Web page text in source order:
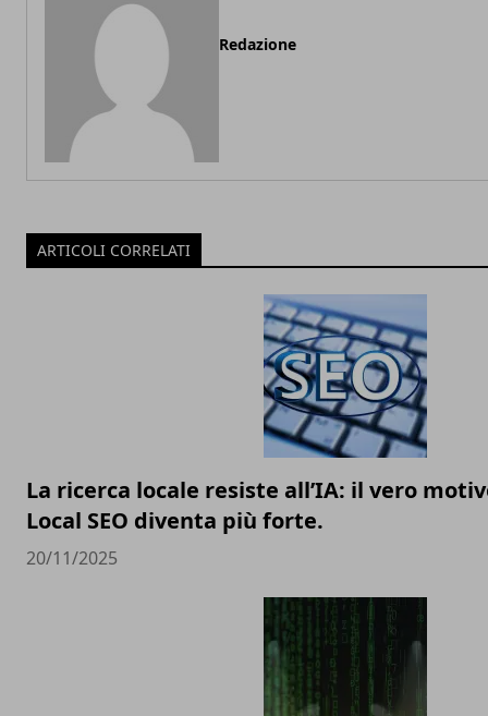
Redazione
ARTICOLI CORRELATI
La ricerca locale resiste all’IA: il vero
Local SEO diventa più forte.
20/11/2025